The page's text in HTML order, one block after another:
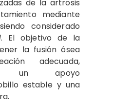
de la artrosis
mediante
considerado
. El objetivo de la
la fusión ósea
adecuada,
un apoyo
estable y una